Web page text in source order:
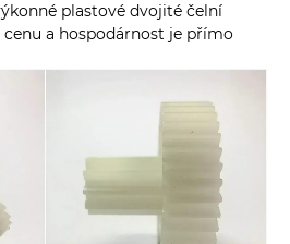
plastové dvojité čelní
a hospodárnost je přímo